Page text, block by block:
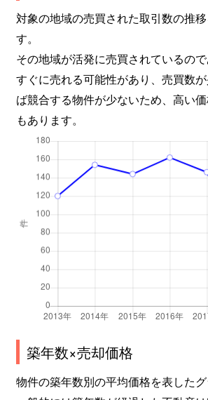
対象の地域の売買された取引数の推
す。
その地域が活発に売買されているの
すぐに売れる可能性があり、売買数
ば競合する物件が少ないため、高い
もあります。
築年数×売却価格
物件の築年数別の平均価格を表したグ